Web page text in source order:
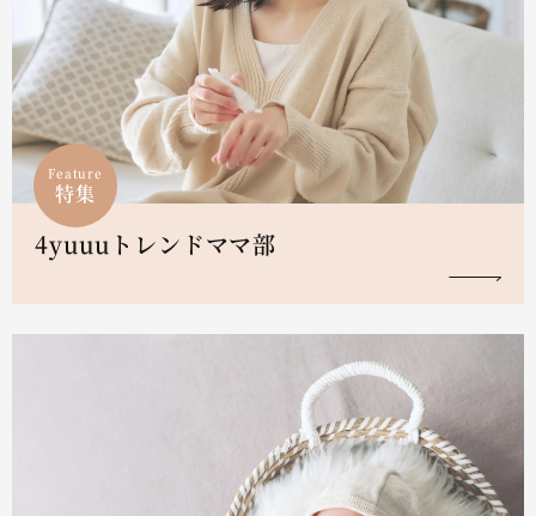
Feature
特集
4yuuuトレンドママ部